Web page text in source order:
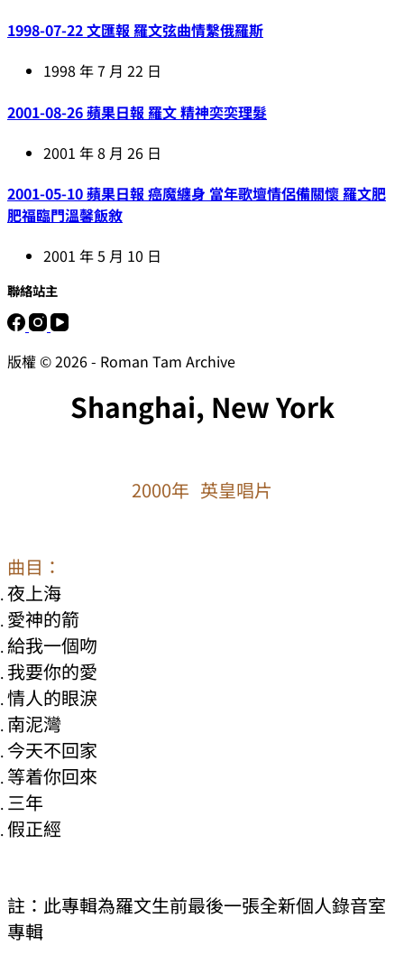
1998-07-22 文匯報 羅文弦曲情繫俄羅斯
1998 年 7 月 22 日
2001-08-26 蘋果日報 羅文 精神奕奕理髮
2001 年 8 月 26 日
2001-05-10 蘋果日報 癌魔纏身 當年歌壇情侶備關懷 羅文肥
肥福臨門溫馨飯敘
2001 年 5 月 10 日
聯絡站主
版權 © 2026 - Roman Tam Archive
Shanghai, New York
2000年 英皇唱片
曲目：
夜上海
愛神的箭
給我一個吻
我要你的愛
情人的眼淚
南泥灣
今天不回家
等着你回來
三年
假正經
註：此專輯為羅文生前最後一張全新個人錄音室
專輯